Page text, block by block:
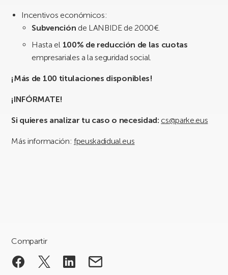
Incentivos económicos:
Subvención de LANBIDE de 2000€.
Hasta el 100% de reducción de las cuotas
empresariales a la seguridad social.
¡Más de 100 titulaciones disponibles!
¡INFÓRMATE!
Si quieres analizar tu caso o necesidad: cs@parke.eus
Más información: fpeuskadidual.eus
Compartir